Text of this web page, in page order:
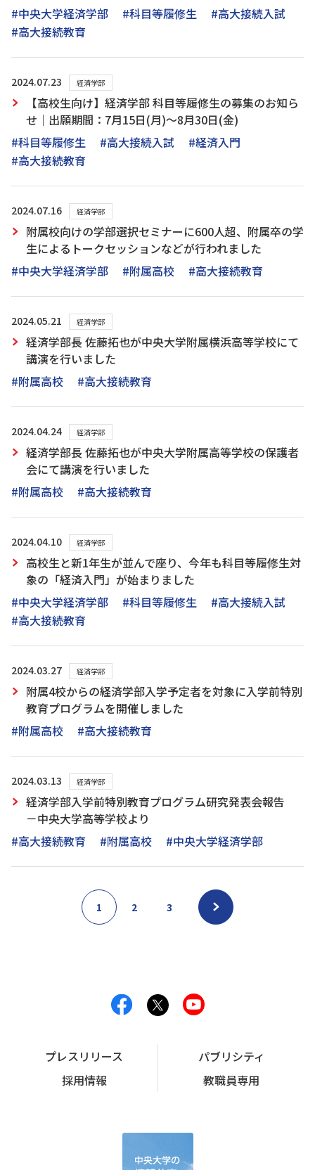
#中央大学経済学部
#科目等履修生
#高大接続入試
#高大接続教育
2024.07.23 経済学部
【高校生向け】経済学部 科目等履修生の募集のお知ら
せ｜出願期間：7月15日(月)～8月30日(金)
#科目等履修生
#高大接続入試
#経済入門
#高大接続教育
2024.07.16 経済学部
附属校向けの学部選択セミナーに600人超、附属卒の学
生によるトークセッションなどが行われました
#中央大学経済学部
#附属高校 #高大接続教育
2024.05.21 経済学部
経済学部長 佐藤拓也が中央大学附属横浜高等学校にて
講演を行いました
#附属高校
#高大接続教育
2024.04.24 経済学部
経済学部長 佐藤拓也が中央大学附属高等学校の保護者
会にて講演を行いました
#附属高校
#高大接続教育
2024.04.10 経済学部
高校生と新1年生が並んで座り、今年も科目等履修生対
象の「経済入門」が始まりました
#中央大学経済学部
#科目等履修生
#高大接続入試
#高大接続教育
2024.03.27 経済学部
附属4校からの経済学部入学予定者を対象に入学前特別
教育プログラムを開催しました
#附属高校
#高大接続教育
2024.03.13 経済学部
経済学部入学前特別教育プログラム研究発表会報告
－中央大学高等学校より
#高大接続教育
#附属高校 #中央大学経済学部
1 2 3
プレスリリース
パブリシティ
採用情報
教職員専用